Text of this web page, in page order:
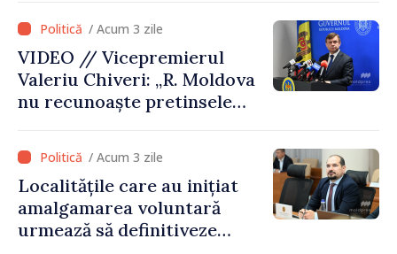
posibilul pentru a atenua
consecințele”
/ Acum 3 zile
VIDEO // Vicepremierul
Valeriu Chiveri: „R. Moldova
nu recunoaște pretinsele
de structurile de la Tiraspol
în raioanele de est”
/ Acum 3 zile
Localitățile care au inițiat
amalgamarea voluntară
urmează să definitiveze